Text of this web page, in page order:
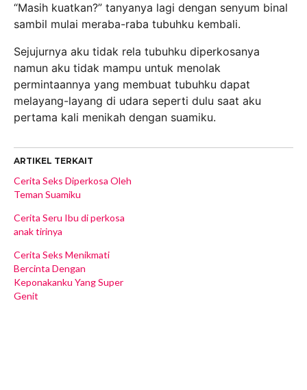
“Masih kuatkan?” tanyanya lagi dengan senyum binal
sambil mulai meraba-raba tubuhku kembali.
Sejujurnya aku tidak rela tubuhku diperkosanya
namun aku tidak mampu untuk menolak
permintaannya yang membuat tubuhku dapat
melayang-layang di udara seperti dulu saat aku
pertama kali menikah dengan suamiku.
ARTIKEL TERKAIT
Cerita Seks Diperkosa Oleh
Teman Suamiku
Cerita Seru Ibu di perkosa
anak tirinya
Cerita Seks Menikmati
Bercinta Dengan
Keponakanku Yang Super
Genit